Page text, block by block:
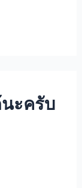
ะครับ